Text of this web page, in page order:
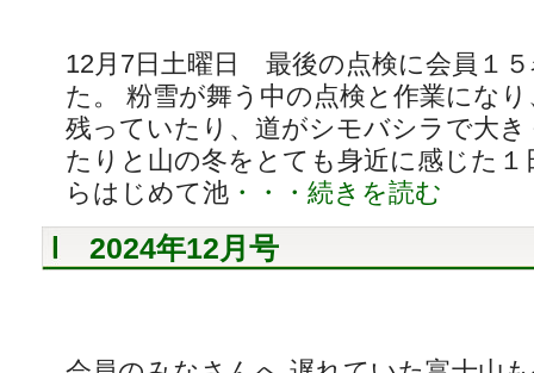
12月7日土曜日 最後の点検に会員１
た。 粉雪が舞う中の点検と作業にな
残っていたり、道がシモバシラで大
たりと山の冬をとても身近に感じた
らはじめて池 ・・・続きを読む
2024年12月号